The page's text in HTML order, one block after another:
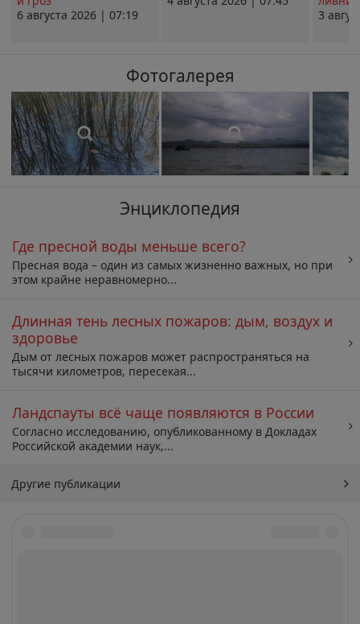
6 августа 2026 | 07:19
3
Фотогалерея
Энциклопедия
Где пресной воды меньше всего?
Пресная вода – один из самых жизненно важных, но при
этом крайне неравномерно...
Длинная тень лесных пожаров: дым, воздух и
здоровье
Дым от лесных пожаров может распространяться на
тысячи километров, пересекая...
Ландспауты всё чаще появляются в России
Согласно исследованию, опубликованному в Докладах
Российской академии наук,...
Другие публикации